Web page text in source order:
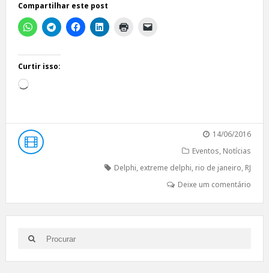
Compartilhar este post
Curtir isso:
Carregando...
14/06/2016
Eventos, Notícias
Delphi, extreme delphi, rio de janeiro, RJ
Deixe um comentário
Search
for:
Search